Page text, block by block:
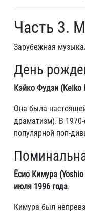
Часть 3.
Зарубежная
День
Кэйко Фудзи (Keiko
Она была
драматизм). В
популярной поп-
Ёсио Кимура
июля 1996 года.
Кимура был